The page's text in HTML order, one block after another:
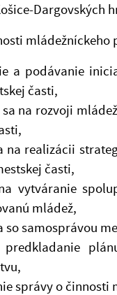
Dargovských
a podávanie
časti,
na rozvoji
na realizácii
časti,
vytváranie
mládež,
so samosprávou
správy o činnosti